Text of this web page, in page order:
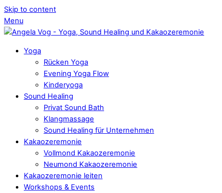
Skip to content
Menu
Yoga
Rücken Yoga
Evening Yoga Flow
Kinderyoga
Sound Healing
Privat Sound Bath
Klangmassage
Sound Healing für Unternehmen
Kakaozeremonie
Vollmond Kakaozeremonie
Neumond Kakaozeremonie
Kakaozeremonie leiten
Workshops & Events